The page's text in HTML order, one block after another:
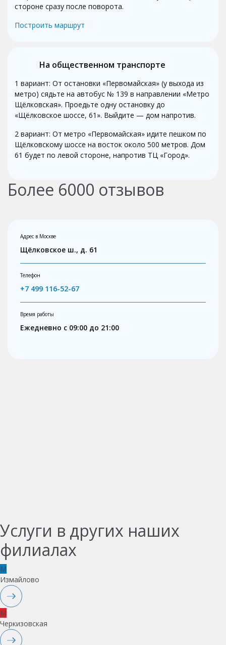
стороне сразу после поворота.
Построить маршрут
На общественном транспорте
1 вариант: От остановки «Первомайская» (у выхода из
метро) сядьте на автобус № 139 в направлении «Метро
Щёлковская». Проедьте одну остановку до
«Щёлковское шоссе, 61». Выйдите — дом напротив.
2 вариант: От метро «Первомайская» идите пешком по
Щёлковскому шоссе на восток около 500 метров. Дом
61 будет по левой стороне, напротив ТЦ «Город».
Более 6000 отзывов
Адрес в Москве
Щёлковское ш., д. 61
Телефон
+7 499 116-52-67
Время работы
Ежедневно с 09:00 до 21:00
Услуги в других наших
филиалах
M
Измайлово
M
Черкизовская